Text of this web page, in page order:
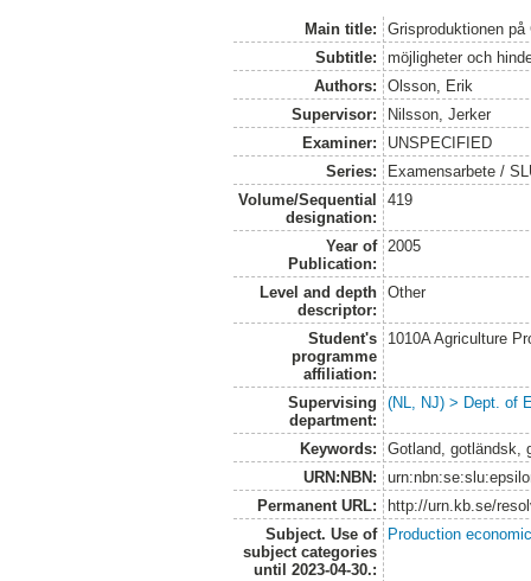
Main title:
Grisproduktionen på
Subtitle:
möjligheter och
Authors:
Olsson, Erik
Supervisor:
Nilsson, Jerker
Examiner:
UNSPECIFIED
Series:
Examensarbete /
Volume/Sequential
designation:
419
Year of
Publication:
2005
Level and depth
descriptor:
Other
Student's
programme
affiliation:
1010A Agriculture
Supervising
department:
(NL, NJ) > Dept. of
Keywords:
Gotland, gotländsk,
URN:NBN:
Permanent URL:
http://urn.kb.se/
Subject. Use of
subject categories
until 2023-04-30.:
Production